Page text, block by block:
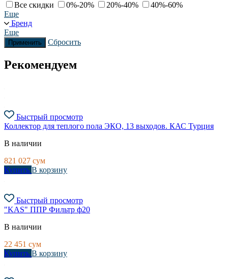
Все скидки
0%-20% 20%-40%
40%-60%
Еще
Бренд
Еще
Применить Сбросить
Рекомендуем
Быстрый просмотр
Коллектор для теплого пола ЭКО, 13 выходов. КАС Турция
В наличии
821 027 сум
Купить В корзину
Быстрый просмотр
"KAS" ППР Фильтр ф20
В наличии
22 451 сум
Купить В корзину